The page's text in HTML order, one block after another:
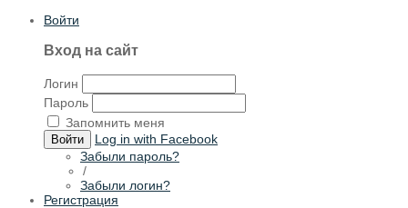
Войти
Вход на сайт
Логин
Пароль
Запомнить меня
Войти
Log in with Facebook
Забыли пароль?
/
Забыли логин?
Регистрация